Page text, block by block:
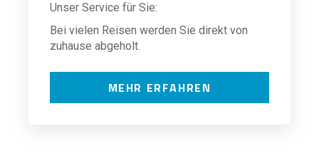
Unser Service für Sie:
Bei vielen Reisen werden Sie direkt von
zuhause abgeholt.
MEHR ERFAHREN